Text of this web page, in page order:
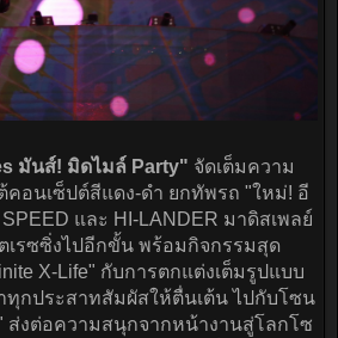
มันส์! มิดไมล์ Party" จัดเต็มความ
คอนเซ็ปต์สีแดง-ดำ ยกทัพรถ "ใหม่! อี
และ HI-LANDER มาดิสเพลย์
เรซซิ่งไปอีกขั้น พร้อมกิจกรรมสุด
X-Life" กับการตกแต่งเต็มรูปแบบ
าทุกประสาทสัมผัสให้ตื่นเต้น ไปกับโซน
ส่งต่อความสนุกจากหน้างานสู่โลกโซ